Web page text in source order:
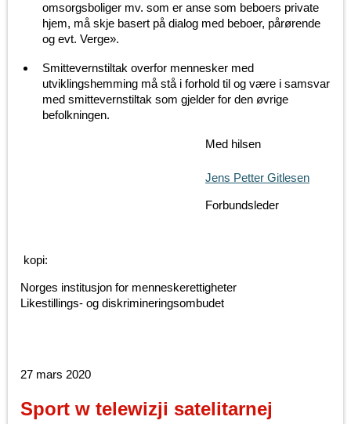
omsorgsboliger mv. som er anse som beboers private
hjem, må skje basert på dialog med beboer, pårørende
og evt. Verge».
Smittevernstiltak overfor mennesker med
utviklingshemming må stå i forhold til og være i samsvar
med smittevernstiltak som gjelder for den øvrige
befolkningen.
Med hilsen
Jens Petter Gitlesen
Forbundsleder
kopi:
Norges institusjon for menneskerettigheter
Likestillings- og diskrimineringsombudet
27 mars 2020
Sport w telewizji satelitarnej